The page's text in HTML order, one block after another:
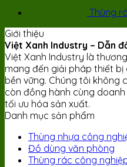
Thùng
Giới thiệu
Việt Xanh Industry – Dẫn
Việt Xanh Industry là
mang đến giải pháp thiết
bền vững. Chúng tôi không
còn đồng hành cùng
tối ưu hóa sản xuất.
Danh mục sản phẩm
Thùng nhựa công
Đồ dùng văn phòng
Thùng rác công